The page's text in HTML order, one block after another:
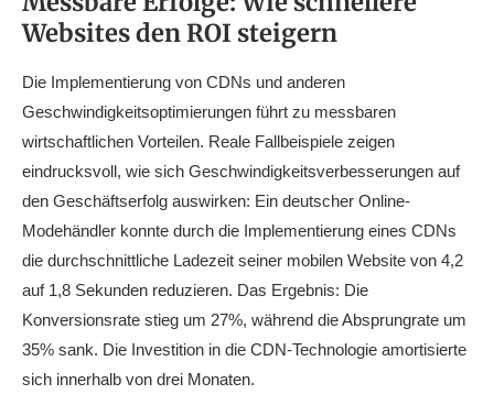
Websites den ROI steigern
Die Implementierung von CDNs und anderen
Geschwindigkeitsoptimierungen führt zu messbaren
wirtschaftlichen Vorteilen. Reale Fallbeispiele zeigen
eindrucksvoll, wie sich Geschwindigkeitsverbesserungen auf
den Geschäftserfolg auswirken: Ein deutscher Online-
Modehändler konnte durch die Implementierung eines CDNs
die durchschnittliche Ladezeit seiner mobilen Website von 4,2
auf 1,8 Sekunden reduzieren. Das Ergebnis: Die
Konversionsrate stieg um 27%, während die Absprungrate um
35% sank. Die Investition in die CDN-Technologie amortisierte
sich innerhalb von drei Monaten.